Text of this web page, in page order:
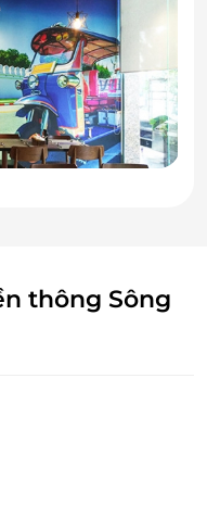
thông Sông